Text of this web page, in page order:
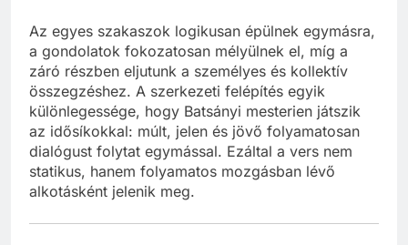
Az egyes szakaszok logikusan épülnek egymásra,
a gondolatok fokozatosan mélyülnek el, míg a
záró részben eljutunk a személyes és kollektív
összegzéshez. A szerkezeti felépítés egyik
különlegessége, hogy Batsányi mesterien játszik
az idősíkokkal: múlt, jelen és jövő folyamatosan
dialógust folytat egymással. Ezáltal a vers nem
statikus, hanem folyamatos mozgásban lévő
alkotásként jelenik meg.